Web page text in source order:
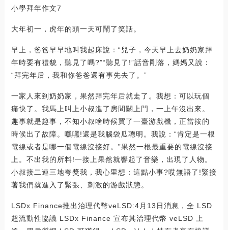
小學拜年作文7
大年初一，虎年的頭一天可鬧了笑話。
早上，爸爸早早地叫我起床說：“兒子，今天早上去奶奶家拜
年時要有禮貌，聽見了嗎?”“聽見了!”話音剛落，媽媽又說：
“拜完年后，我和你爸爸還有事先去了。”
一家人來到奶奶家，果然拜完年后就走了。我想：可以玩個
痛快了。我馬上叫上小叔進了房間關上門，一上午沒出來。
趣事就是趣事，不知小叔啥時候買了一臺游戲機，正當按的
時候出了故障。嘿嘿!還是我腦袋瓜聰明。我說：“肯定是一根
電線或者是哪一個電線沒接好。”果然一根最重要的電線沒接
上。不出我的所料!一接上果然就響起了音樂，出現了人物。
小叔接二連三地夸獎我，我心里想：這點小事?哎無語了!緊接
著我們就進入了緊張、刺激的游戲狀態。
LSDx Finance推出治理代幣veLSD:4月13日消息，全 LSD
超流動性協議 LSDx Finance 宣布其治理代幣 veLSD 上